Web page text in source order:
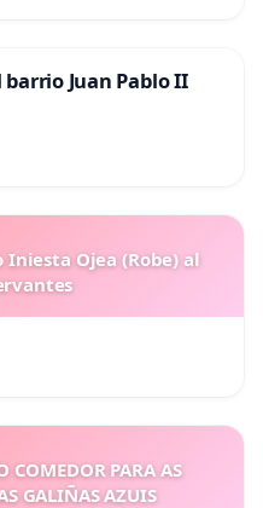
Juan Pablo II
Ojea (Robe) al
COMEDOR PARA AS
GALIÑAS AZUIS